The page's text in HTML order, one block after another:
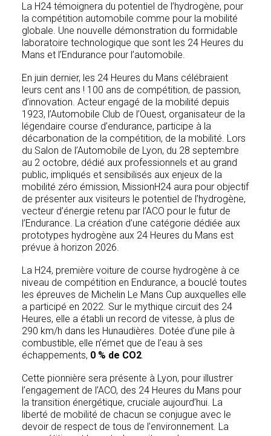
La H24 témoignera du potentiel de l’hydrogène, pour
la compétition automobile comme pour la mobilité
globale. Une nouvelle démonstration du formidable
laboratoire technologique que sont les 24 Heures du
Mans et l’Endurance pour l’automobile.
En juin dernier, les 24 Heures du Mans célébraient
leurs cent ans ! 100 ans de compétition, de passion,
d’innovation. Acteur engagé de la mobilité depuis
1923, l’Automobile Club de l’Ouest, organisateur de la
légendaire course d’endurance, participe à la
décarbonation de la compétition, de la mobilité. Lors
du Salon de l’Automobile de Lyon, du 28 septembre
au 2 octobre, dédié aux professionnels et au grand
public, impliqués et sensibilisés aux enjeux de la
mobilité zéro émission, MissionH24 aura pour objectif
de présenter aux visiteurs le potentiel de l’hydrogène,
vecteur d’énergie retenu par l’ACO pour le futur de
l’Endurance. La création d’une catégorie dédiée aux
prototypes hydrogène aux 24 Heures du Mans est
prévue à horizon 2026.
La H24, première voiture de course hydrogène à ce
niveau de compétition en Endurance, a bouclé toutes
les épreuves de Michelin Le Mans Cup auxquelles elle
a participé en 2022. Sur le mythique circuit des 24
Heures, elle a établi un record de vitesse, à plus de
290 km/h dans les Hunaudières. Dotée d’une pile à
combustible, elle n’émet que de l’eau à ses
échappements, 0 % de CO2.
Cette pionnière sera présente à Lyon, pour illustrer
l’engagement de l’ACO, des 24 Heures du Mans pour
la transition énergétique, cruciale aujourd’hui. La
liberté de mobilité de chacun se conjugue avec le
devoir de respect de tous de l’environnement. La